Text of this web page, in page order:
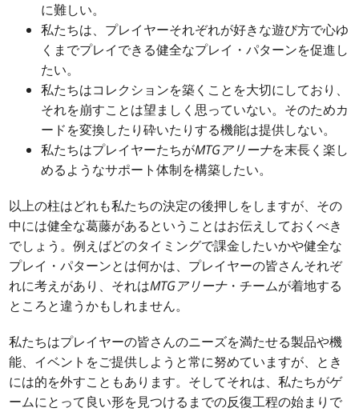
に難しい。
私たちは、プレイヤーそれぞれが好きな遊び方で心ゆ
くまでプレイできる健全なプレイ・パターンを促進し
たい。
私たちはコレクションを築くことを大切にしており、
それを崩すことは望ましく思っていない。そのためカ
ードを変換したり砕いたりする機能は提供しない。
私たちはプレイヤーたちがMTGアリーナを末長く楽し
めるようなサポート体制を構築したい。
以上の柱はどれも私たちの決定の後押しをしますが、その
中には健全な葛藤があるということはお伝えしておくべき
でしょう。例えばどのタイミングで課金したいかや健全な
プレイ・パターンとは何かは、プレイヤーの皆さんそれぞ
れに考えがあり、それはMTGアリーナ・チームが着地する
ところと違うかもしれません。
私たちはプレイヤーの皆さんのニーズを満たせる製品や機
能、イベントをご提供しようと常に努めていますが、とき
には的を外すこともあります。そしてそれは、私たちがゲ
ームにとって良い形を見つけるまでの反復工程の始まりで